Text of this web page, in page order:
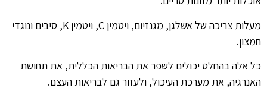
מעלות צריכה של אשלגן, מגנזיום, ויטמין C, ויטמין K, סיבים ונוגדי
חמצון.
כל אלה בהחלט יכולים לשפר את הבריאות הכללית, את תחושת
האנרגיה, את מערכת העיכול, ולעזור גם לבריאות העצם.